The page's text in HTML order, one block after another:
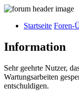
Startseite Foren-
Information
Sehr geehrte Nutzer,
Wartungsarbeiten
entschuldigen.